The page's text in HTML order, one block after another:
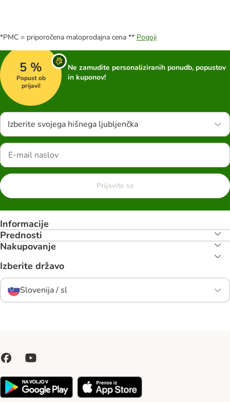
*PMC = priporočena maloprodajna cena ** Pogoji
5 %
Popust ob
prijavi!
Ne zamudite personaliziranih ponudb, popustov
in kuponov!
Izberite svojega hišnega ljubljenčka
Prijavite se
Informacije
Prednosti
Nakupovanje
Izberite državo
Slovenija / sl